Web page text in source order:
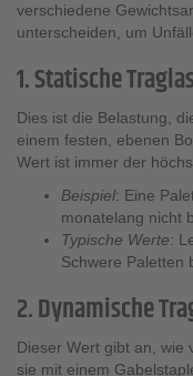
verschiedene
unterscheiden, um
1. Statische
Dies ist die Belastung,
einem festen, ebenen
Wert ist immer der
Beispiel: Eine
monatelang nicht
Typische Werte:
Schwere Paletten
2. Dynamische
Dieser Wert gibt an, wie
sie mit einem